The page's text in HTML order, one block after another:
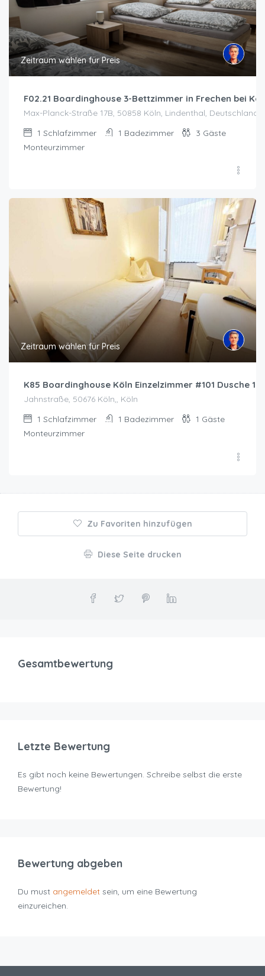
Zeitraum wählen für Preis
F02.21 Boardinghouse 3-Bettzimmer in Frechen bei
Max-Planck-Straße 17B, 50858 Köln, Lindenthal, Deutschland,
1 Schlafzimmer 1 Badezimmer 3 Gäste
Monteurzimmer
Zeitraum wählen für Preis
K85 Boardinghouse Köln Einzelzimmer #101 Dusche
Jahnstraße, 50676 Köln,, Köln
1 Schlafzimmer 1 Badezimmer 1 Gäste
Monteurzimmer
Zu Favoriten hinzufügen
Diese Seite drucken
Gesamtbewertung
Letzte Bewertung
Es gibt noch keine Bewertungen. Schreibe selbst die erste
Bewertung!
Bewertung abgeben
Du must angemeldet sein, um eine Bewertung
einzureichen.